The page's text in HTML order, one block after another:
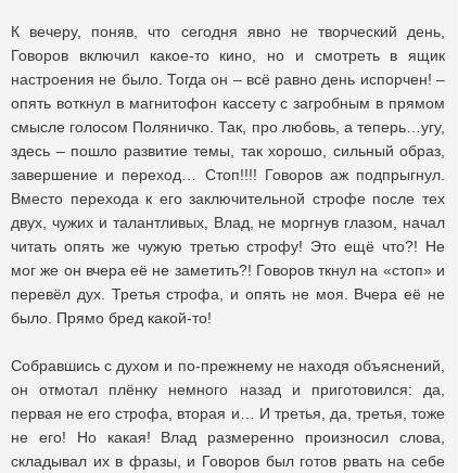
К вечеру, поняв, что сегодня явно не творческий день,
Говоров включил какое-то кино, но и смотреть в ящик
настроения не было. Тогда он – всё равно день испорчен! –
опять воткнул в магнитофон кассету с загробным в прямом
смысле голосом Поляничко. Так, про любовь, а теперь…угу,
здесь – пошло развитие темы, так хорошо, сильный образ,
завершение и переход… Стоп!!!! Говоров аж подпрыгнул.
Вместо перехода к его заключительной строфе после тех
двух, чужих и талантливых, Влад, не моргнув глазом, начал
читать опять же чужую третью строфу! Это ещё что?! Не
мог же он вчера её не заметить?! Говоров ткнул на «стоп» и
перевёл дух. Третья строфа, и опять не моя. Вчера её не
было. Прямо бред какой-то!
Собравшись с духом и по-прежнему не находя объяснений,
он отмотал плёнку немного назад и приготовился: да,
первая не его строфа, вторая и… И третья, да, третья, тоже
не его! Но какая! Влад размеренно произносил слова,
складывал их в фразы, и Говоров был готов рвать на себе